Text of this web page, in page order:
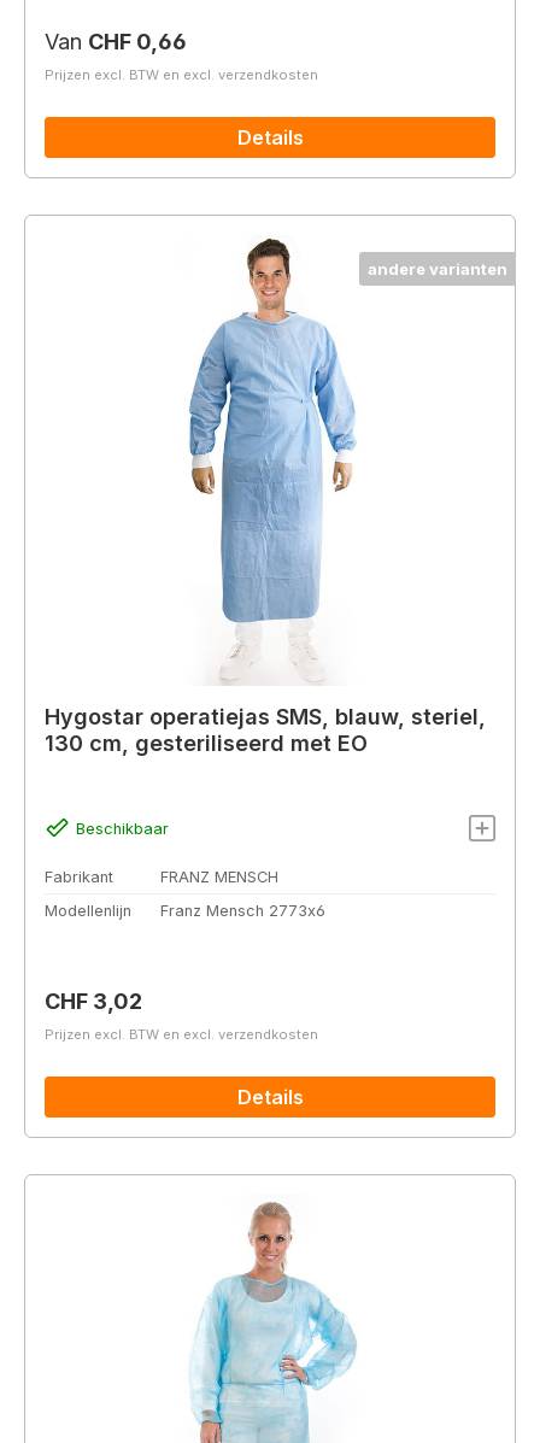
Normale prijs:
Van CHF 0,66
Prijzen excl. BTW en excl. verzendkosten
Details
andere varianten
Hygostar operatiejas SMS, blauw, steriel,
130 cm, gesteriliseerd met EO
Beschikbaar
Fabrikant
FRANZ MENSCH
Modellenlijn
Franz Mensch 2773x6
Normale prijs:
CHF 3,02
Prijzen excl. BTW en excl. verzendkosten
Details